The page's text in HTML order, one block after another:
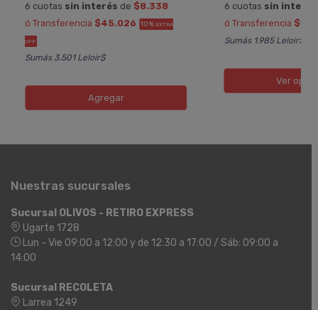
6 cuotas sin interés de $8.338
ó Transferencia $45.026 10% EXTRA
OFF
Sumás 3.501 Leloir$
Agregar
6 cuotas sin interés
ó Transferencia
Sumás 1.985 Leloir$
Ver
Nuestras sucursales
Sucursal OLIVOS - RETIRO EXPRESS
Ugarte 1728
Lun - Vie 09:00 a 12:00 y de 12:30 a 17:00 / Sáb: 09:00 a
14:00
Sucursal RECOLETA
Larrea 1249